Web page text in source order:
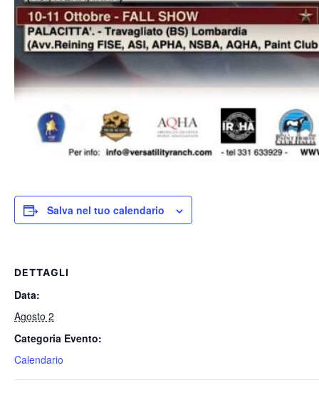
Salva nel tuo calendario
DETTAGLI
Data:
Agosto 2
Categoria Evento:
Calendario